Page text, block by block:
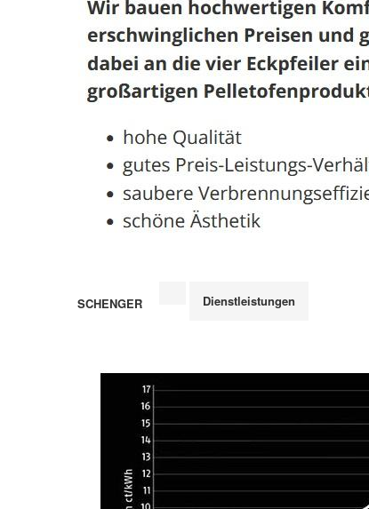
SCHENGER Dienstleistungen